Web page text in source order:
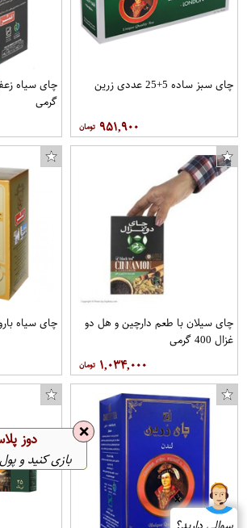
چای سبز ساده 5+25 عددی زرین
۹۵۱,۹۰۰
گرمی
چای سیلان با طعم دارچین و هل دو
غزال 400 گرمی
۱,۰۳۴,۰۰۰
چای سیاه باروتی
❌
❌ دوز
بازی کنید و